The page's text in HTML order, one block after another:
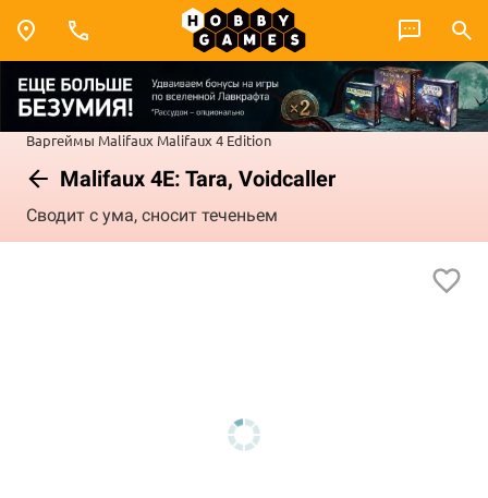
Варгеймы Malifaux Malifaux 4 Edition
Malifaux 4E: Tara, Voidcaller
Сводит с ума, сносит теченьем